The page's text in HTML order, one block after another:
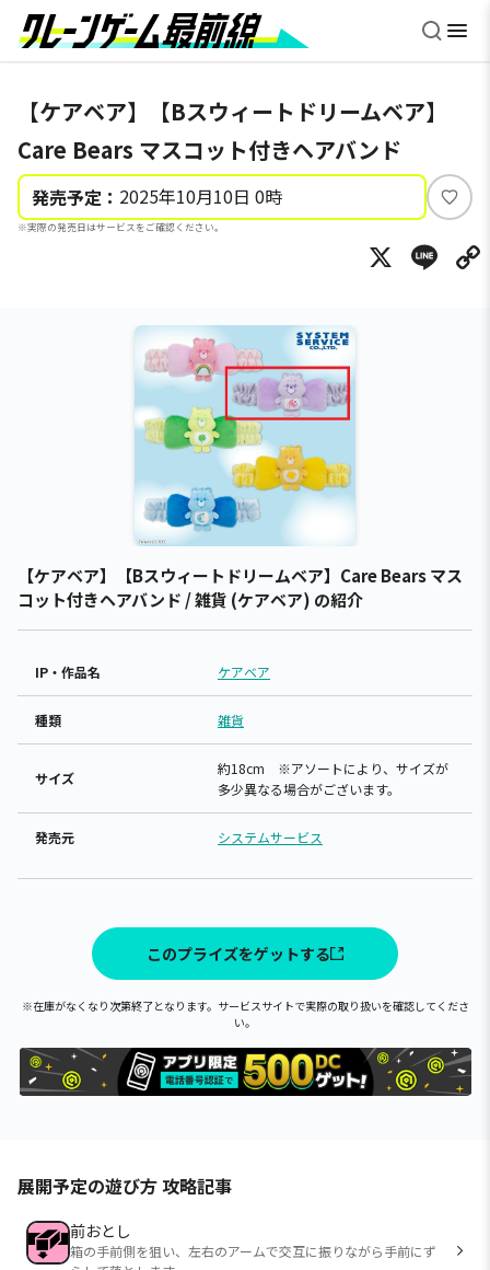
【ケアベア】【Bスウィートドリームベア】
Care Bears マスコット付きヘアバンド
発売予定： 2025年10月10日 0時
※実際の発売日はサービスをご確認ください。
い
ね
X
【ケアベア】【Bスウィートドリームベア】Care Bears マス
コット付きヘアバンド / 雑貨 (ケアベア) の紹介
IP・作品名 ケアベア
種類 雑貨
サイズ
約18cm ※アソートにより、サイズが
多少異なる場合がございます。
発売元 システムサービス
このプライズをゲットする
※在庫がなくなり次第終了となります。サービスサイトで実際の取り扱いを確認してくださ
い。
展開予定の遊び方 攻略記事
前おとし
箱の手前側を狙い、左右のアームで交互に振りながら手前にず